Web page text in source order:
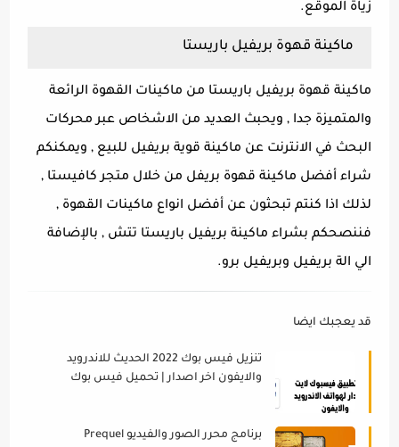
زياة الموقع.
ماكينة قهوة بريفيل باريستا
ماكينة قهوة بريفيل باريستا من ماكينات القهوة الرائعة
والمتميزة جدا , ويحبث العديد من الاشخاص عبر محركات
البحث في الانترنت عن ماكينة قوية بريفيل للبيع , ويمكنكم
شراء أفضل ماكينة قهوة بريفل من خلال متجر كافيستا ,
لذلك اذا كنتم تبحثون عن أفضل انواع ماكينات القهوة ,
فننصحكم بشراء ماكينة بريفيل باريستا تتش , بالإضافة
الي الة بريفيل وبريفيل برو.
قد يعجبك ايضا
تنزيل فيس بوك 2022 الحديث للاندرويد
والايفون اخر اصدار | تحميل فيس بوك
برنامج محرر الصور والفيديو Prequel